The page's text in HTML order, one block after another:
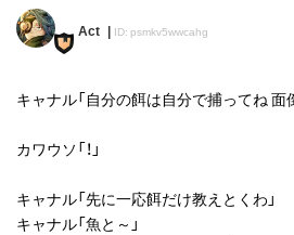
Act ID: psmkv5wwcahg
キャナル「自分の餌は自分で捕ってね 面
カワウソ「！」
キャナル「先に一応餌だけ教えとくわ」
キャナル「魚と～」